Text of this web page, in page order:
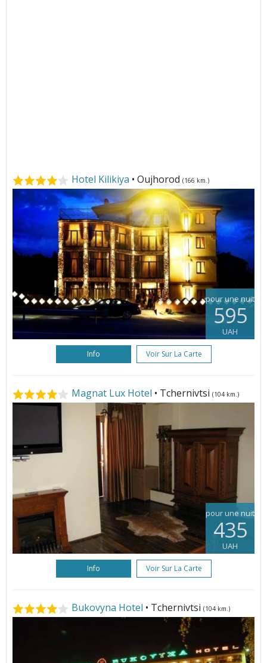
Hotel Kilikiya • Oujhorod (166 km.)
pour une nuit
595
UAH
Info Voir Sur La Carte
Magnat Lux Hotel • Tchernivtsi (104 km.)
pour une nuit
435
UAH
Info Voir Sur La Carte
Bukovyna Hotel • Tchernivtsi (104 km.)